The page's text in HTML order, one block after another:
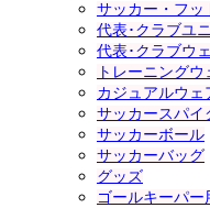
サッカー・フッ
代表･クラブユ
代表･クラブウ
トレーニングウ
カジュアルウェ
サッカースパイ
サッカーボール
サッカーバッグ
グッズ
ゴールキーパー